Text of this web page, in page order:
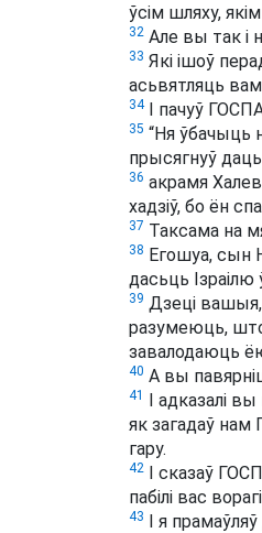
ўсім шляху,
32 Але вы так і
33 Які ішоў
асьвятляць вам
34І пачуў
35 “Ня ўбачыць
прысягнуў
36 акрамя
хадзіў, бо ён
37 Таксама на
38 Егошуа, сын
дасьць
39 Дзеці вашыя,
разумеюць,
завалодаюць
40 А вы
41 І адказалі
як загадаў нам
гару.
42 І сказаў
пабілі вас
43 І я